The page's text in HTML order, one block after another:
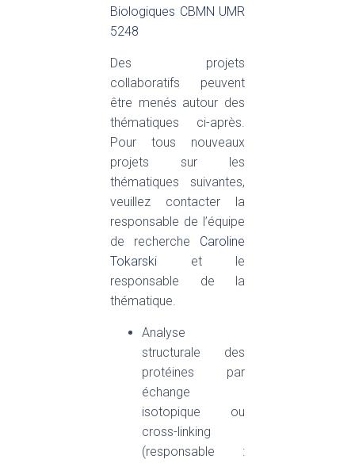
Biologiques CBMN UMR
5248
Des projets
collaboratifs peuvent
être menés autour des
thématiques ci-après.
Pour tous nouveaux
projets sur les
thématiques suivantes,
veuillez contacter la
responsable de l’équipe
de recherche Caroline
Tokarski et le
responsable de la
thématique.
Analyse
structurale des
protéines par
échange
isotopique ou
cross-linking
(responsable :